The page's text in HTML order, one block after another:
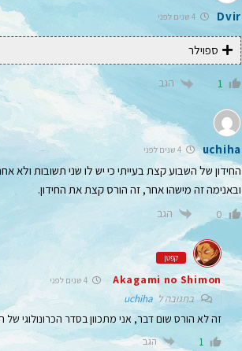
Dvir
ספוילר
1 הגב
uchiha 4 שנים לפני
החידון של השבוע קצת בעייתי כי יש לו שני תשובות ולא
ובאנימה זה מישהו אחר, זה הורס קצת את החידון.
0 הגב
קפטן
Akagami no Shimon
בתגובה ל uchiha
זה לא הורס שום דבר, אני מתכוון בסדר הכרונולוגי של
1 הגב